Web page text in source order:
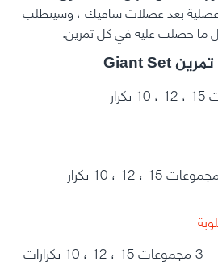
عضلية بعد عضلات ساقيك ، وسيتطلب